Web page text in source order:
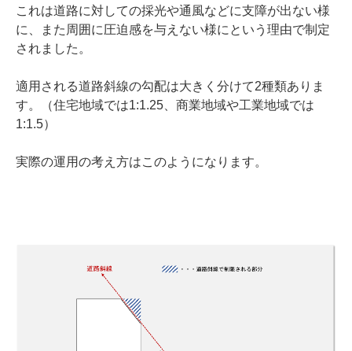
これは道路に対しての採光や通風などに支障が出ない様
に、また周囲に圧迫感を与えない様にという理由で制定
されました。
適用される道路斜線の勾配は大きく分けて2種類ありま
す。（住宅地域では1:1.25、商業地域や工業地域では
1:1.5）
実際の運用の考え方はこのようになります。